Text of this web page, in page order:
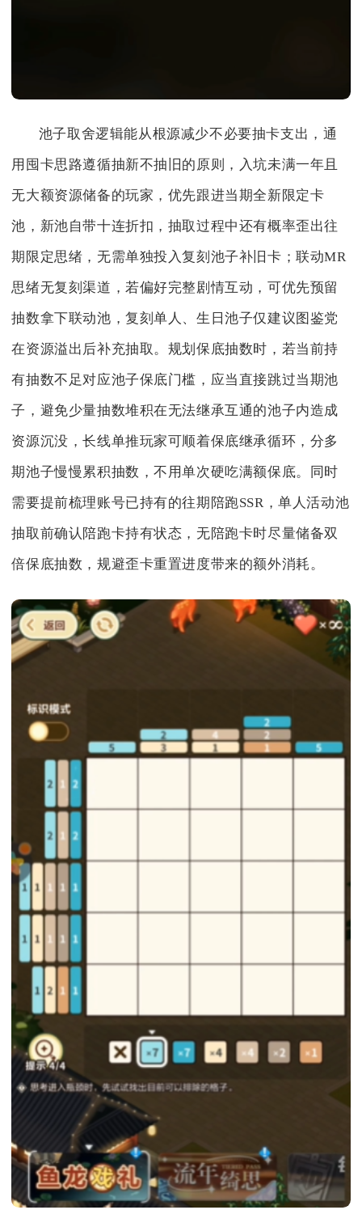
池子取舍逻辑能从根源减少不必要抽卡支出，通
用囤卡思路遵循抽新不抽旧的原则，入坑未满一年且
无大额资源储备的玩家，优先跟进当期全新限定卡
池，新池自带十连折扣，抽取过程中还有概率歪出往
期限定思绪，无需单独投入复刻池子补旧卡；联动MR
思绪无复刻渠道，若偏好完整剧情互动，可优先预留
抽数拿下联动池，复刻单人、生日池子仅建议图鉴党
在资源溢出后补充抽取。规划保底抽数时，若当前持
有抽数不足对应池子保底门槛，应当直接跳过当期池
子，避免少量抽数堆积在无法继承互通的池子内造成
资源沉没，长线单推玩家可顺着保底继承循环，分多
期池子慢慢累积抽数，不用单次硬吃满额保底。同时
需要提前梳理账号已持有的往期陪跑SSR，单人活动池
抽取前确认陪跑卡持有状态，无陪跑卡时尽量储备双
倍保底抽数，规避歪卡重置进度带来的额外消耗。